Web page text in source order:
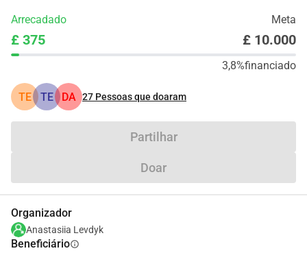
Arrecadado Meta
£ 375 £ 10.000
3,8%financiado
TE TE DA 27 Pessoas que doaram
Partilhar
Doar
Organizador
Anastasiia Levdyk
Beneficiárioinfo